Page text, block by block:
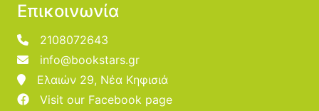
Επικοινωνία
2108072643
info@bookstars.gr
Ελαιών 29, Νέα Κηφισιά
Visit our Facebook page